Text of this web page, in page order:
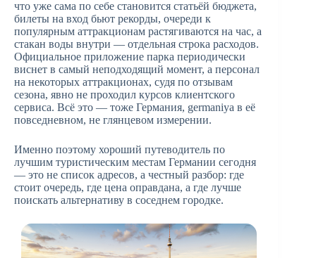
что уже сама по себе становится статьёй бюджета,
билеты на вход бьют рекорды, очереди к
популярным аттракционам растягиваются на час, а
стакан воды внутри — отдельная строка расходов.
Официальное приложение парка периодически
виснет в самый неподходящий момент, а персонал
на некоторых аттракционах, судя по отзывам
сезона, явно не проходил курсов клиентского
сервиса. Всё это — тоже Германия, germaniya в её
повседневном, не глянцевом измерении.
Именно поэтому хороший путеводитель по
лучшим туристическим местам Германии сегодня
— это не список адресов, а честный разбор: где
стоит очередь, где цена оправдана, а где лучше
поискать альтернативу в соседнем городке.